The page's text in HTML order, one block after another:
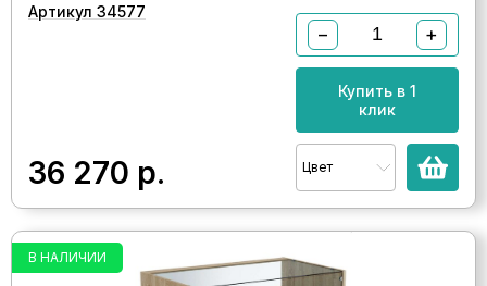
Артикул 34577
36 270 р.
− +
Купить в 1
клик
Цвет
В НАЛИЧИИ